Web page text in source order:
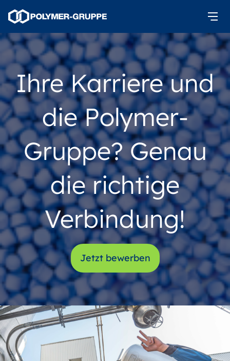
Ihre Karriere und
die Polymer-
Gruppe? Genau
die richtige
Verbindung!
Jetzt bewerben